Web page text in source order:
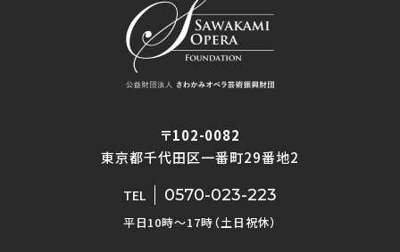
〒102-0082
東京都千代田区一番町29番地2
TEL 0570-023-223
平日10時〜17時（土日祝休）